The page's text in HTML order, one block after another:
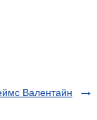
Валентайн